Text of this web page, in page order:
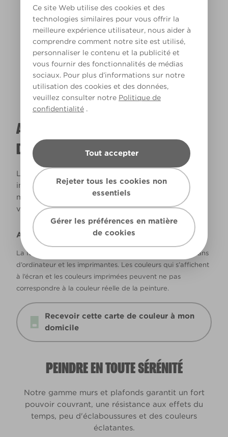
Ce site Web utilise des cookies et des
technologies similaires pour vous offrir la
meilleure expérience utilisateur, nous aider à
comprendre comment notre site est utilisé,
personnaliser le contenu et la publicité et
vous fournir des fonctionnalités de médias
sociaux. Pour plus d’informations sur notre
utilisation des cookies et des données,
veuillez consulter notre Politique de
confidentialité .
Tout accepter
Rejeter tous les cookies non
essentiels
Gérer les préférences en matière
de cookies
Lumière chaude
A QUOI RESSEMBLERA CETTE COULEUR
DANS VOTRE MAISON ?
La lumière naturelle et l’éclairage jouent un rôle
important sur le rendu des couleurs dans votre
maison. Utilisez cet outil pour voir le rendu de
votre couleur en fonction de la lumière.
Avertissement
La façon dont les couleurs s’affichent varie selon les écrans
d’ordinateur et les imprimantes. Les couleurs qui s’affichent
à l’écran et les couleurs imprimées peuvent ne pas
correspondre à la couleur réelle de la peinture.
Recevoir cette carte de couleur à mon
domicile
PEINDRE EN TOUTE SÉRÉNITÉ
Notre gamme murs et plafonds garantit un fort
pouvoir couvrant, une résistance aux effets du
temps, peu d'éclaboussures et des couleurs
éclatantes.